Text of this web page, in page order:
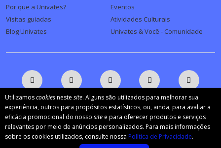
Utilizamoscookiesneste site. Alguns são utilizados para melhorar sua
experiência, outros para propósitos estatísticos, ou, ainda, para avaliar a
eficácia promocional do nosso site e para oferecer produtos e serviços
relevantes por meio de anúncios personalizados. Para mais informações
sobre os cookies utilizados, consulte nossa Política de Privacidade.
Por que a Univates?
Visitas guiadas
Blog Univates
Eventos
Atividades Culturais
Univates & Você - Comunidade
AFILIADA: